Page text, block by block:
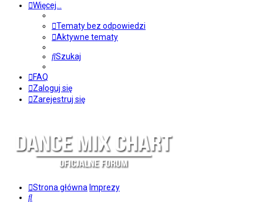
Więcej…
Tematy bez odpowiedzi
Aktywne tematy
Szukaj
FAQ
Zaloguj się
Zarejestruj się
Strona główna Imprezy
Szukaj